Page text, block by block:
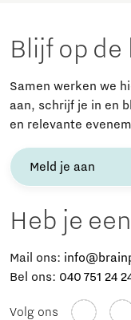
Blijf op
Samen werken we
aan, schrijf je in en
en relevante
Meld je aan
Heb je
Mail ons:
Bel ons: 040 751 24
Volg ons